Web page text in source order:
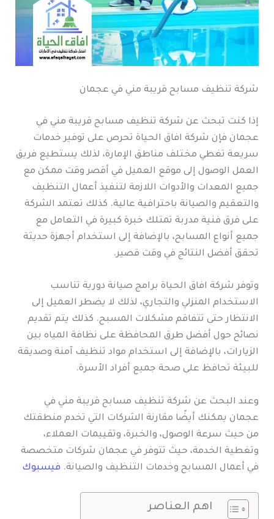
شركة تنظيف مسابح قريبة مني في عجمان
إذا كنت تبحث عن شركة تنظيف مسابح قريبة مني في
عجمان فإن شركة افاق الحياة تحرص على توفير خدمات
سريعة تغطي مختلف مناطق الإمارة، لذلك يستطيع فريق
العمل الوصول إلى موقع العميل في أقصر وقت ممكن مع
جميع المعدات والأدوات اللازمة لتنفيذ أعمال التنظيف
والتعقيم والصيانة باحترافية عالية. كذلك تعتمد الشركة
على فرق فنية مدربة تمتلك خبرة كبيرة في التعامل مع
جميع أنواع المسابح، بالإضافة إلى استخدام أجهزة حديثة
تحقق أفضل النتائج في وقت قصير.
وتوفر شركة افاق الحياة برامج صيانة دورية تناسب
الاستخدام المنزلي والتجاري، لذلك لا يضطر العميل إلى
الانتظار حتى تتفاقم مشكلات المسبح. كذلك يتم تقديم
نصائح حول أفضل طرق المحافظة على نظافة المياه بين
الزيارات، بالإضافة إلى استخدام مواد تنظيف آمنة وصديقة
للبيئة تحافظ على صحة جميع أفراد الأسرة.
وعند البحث عن شركة تنظيف مسابح قريبة مني في
عجمان يمكنك أيضًا مقارنة الشركات التي تخدم منطقتك
من حيث سرعة الوصول، والخبرة، وتقييمات العملاء،
وتغطية الخدمة، حيث تتوفر في عجمان شركات متخصصة
في أعمال المسابح وخدمات التنظيف والصيانة. فيسبوك
اهم العناصر